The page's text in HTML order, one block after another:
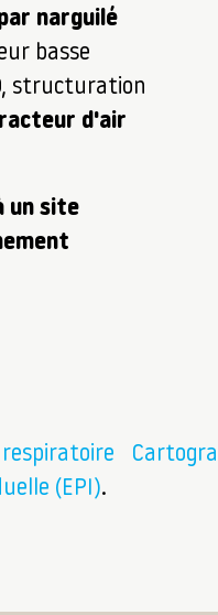
narguilé
basse
structuration
d'air
un site
(EPI).